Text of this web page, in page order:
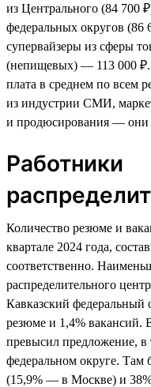
из Центрального (84 700
федеральных округов
супервайзеры из сферы
(непищевых) — 113 000 ₽.
плата в среднем по всем
из индустрии СМИ,
и продюсирования — они
Работники
Количество резюме и
квартале 2024 года,
соответственно.
распределительного
Кавказский федеральный
резюме и 1,4% вакансий.
превысил предложение,
федеральном округе. Там
(15,9% — в Москве) и